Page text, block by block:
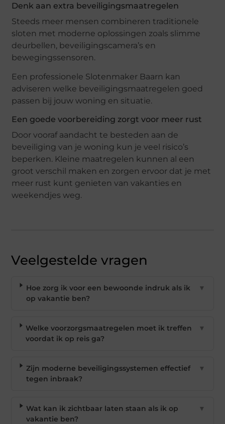
Denk aan extra beveiligingsmaatregelen
Steeds meer mensen combineren traditionele
sloten met moderne oplossingen zoals slimme
deurbellen, beveiligingscamera’s en
bewegingssensoren.
Een professionele Slotenmaker Baarn kan
adviseren welke beveiligingsmaatregelen goed
passen bij jouw woning en situatie.
Een goede voorbereiding zorgt voor meer rust
Door vooraf aandacht te besteden aan de
beveiliging van je woning kun je veel risico’s
beperken. Kleine maatregelen kunnen al een
groot verschil maken en zorgen ervoor dat je met
meer rust kunt genieten van vakanties en
weekendjes weg.
Veelgestelde vragen
Hoe zorg ik voor een bewoonde indruk als ik
op vakantie ben?
▼
Welke voorzorgsmaatregelen moet ik treffen
voordat ik op reis ga?
▼
Zijn moderne beveiligingssystemen effectief
tegen inbraak?
▼
Wat kan ik zichtbaar laten staan als ik op
vakantie ben?
▼